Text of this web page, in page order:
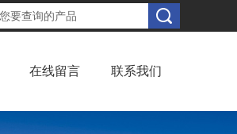
在线留言 联系我们